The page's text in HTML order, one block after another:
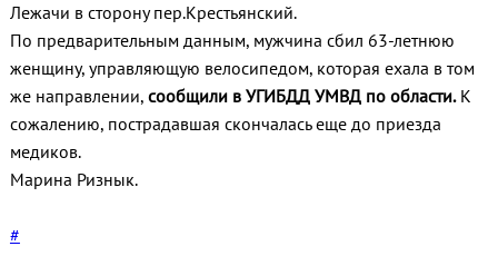
Лежачи в сторону пер.Крестьянский.
По предварительным данным, мужчина сбил 63-летнюю
женщину, управляющую велосипедом, которая ехала в том
же направлении, сообщили в УГИБДД УМВД по области.К
сожалению, пострадавшая скончалась еще до приезда
медиков.
Марина Ризнык.
#